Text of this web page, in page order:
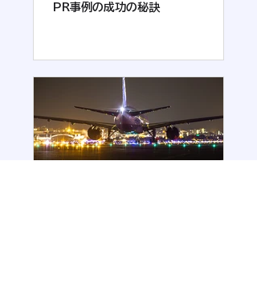
PR事例の成功の秘訣